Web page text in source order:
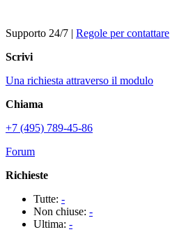
Supporto 24/7 | Regole per contattare
Scrivi
Una richiesta attraverso il modulo
Chiama
+7 (495) 789-45-86
Forum
Richieste
Tutte: -
Non chiuse: -
Ultima: -